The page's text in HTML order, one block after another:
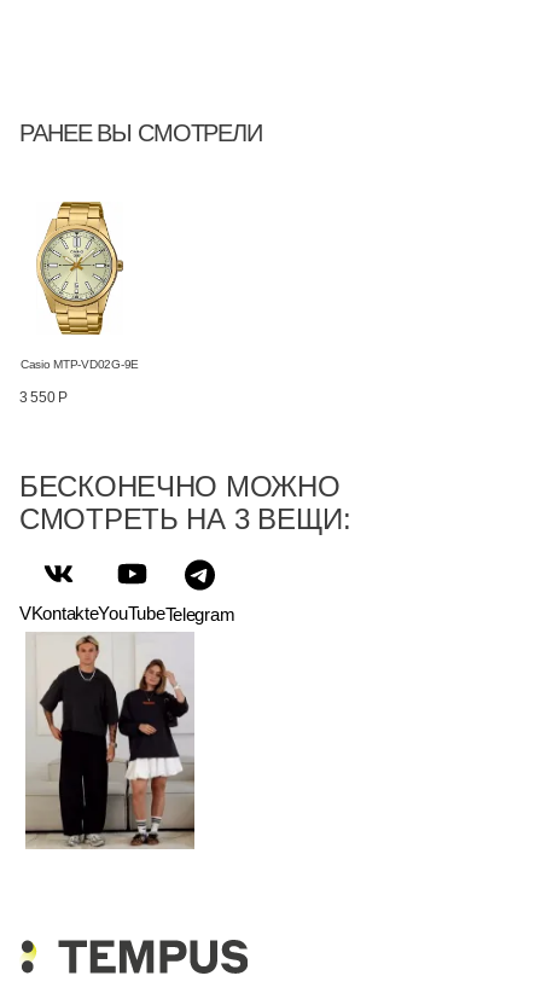
РАНЕЕ ВЫ СМОТРЕЛИ
Casio MTP-VD02G-9E
3 550 Р
БЕСКОНЕЧНО МОЖНО
СМОТРЕТЬ НА 3 ВЕЩИ:
VKontakteYouTubeTelegram